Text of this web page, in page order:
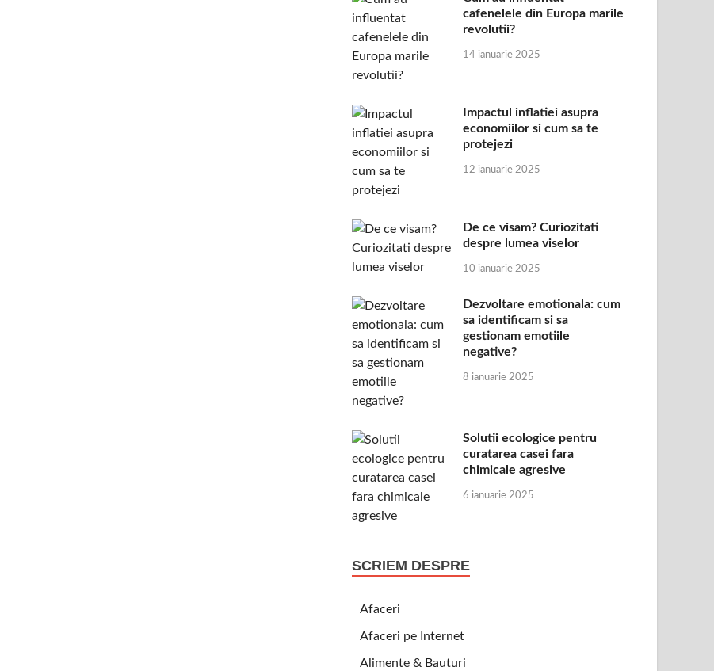
cafenelele din Europa marile
revolutii?
14 ianuarie 2025
Impactul inflatiei asupra
economiilor si cum sa te
protejezi
12 ianuarie 2025
De ce visam? Curiozitati
despre lumea viselor
10 ianuarie 2025
Dezvoltare emotionala: cum
sa identificam si sa
gestionam emotiile
negative?
8 ianuarie 2025
Solutii ecologice pentru
curatarea casei fara
chimicale agresive
6 ianuarie 2025
SCRIEM DESPRE
Afaceri
Afaceri pe Internet
Alimente & Bauturi